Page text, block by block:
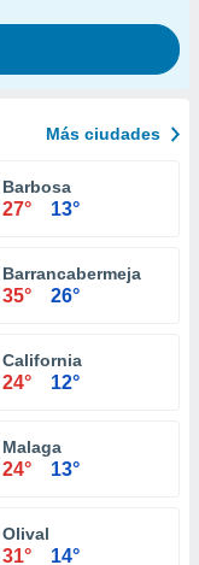
Más ciudades
Barbosa
27° 13°
Barrancabermeja
35° 26°
California
24° 12°
Malaga
24° 13°
Olival
31° 14°